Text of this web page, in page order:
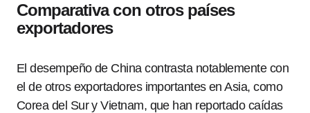
Comparativa con otros países
exportadores
El desempeño de China contrasta notablemente con
el de otros exportadores importantes en Asia, como
Corea del Sur y Vietnam, que han reportado caídas